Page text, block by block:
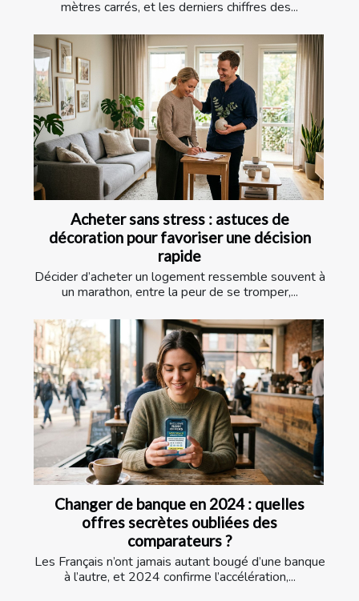
mètres carrés, et les derniers chiffres des...
Acheter sans stress : astuces de
décoration pour favoriser une décision
rapide
Décider d’acheter un logement ressemble souvent à
un marathon, entre la peur de se tromper,...
Changer de banque en 2024 : quelles
offres secrètes oubliées des
comparateurs ?
Les Français n’ont jamais autant bougé d’une banque
à l’autre, et 2024 confirme l’accélération,...